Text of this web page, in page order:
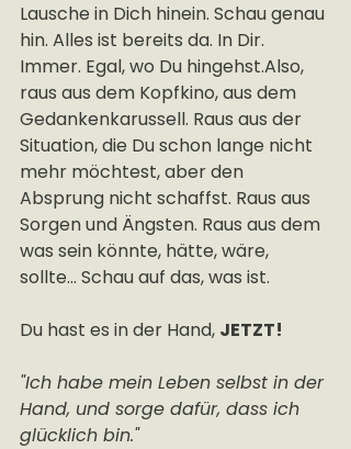
Lausche in Dich hinein. Schau genau
hin. Alles ist bereits da. In Dir.
Immer. Egal, wo Du hingehst.Also,
raus aus dem Kopfkino, aus dem
Gedankenkarussell. Raus aus der
Situation, die Du schon lange nicht
mehr möchtest, aber den
Absprung nicht schaffst. Raus aus
Sorgen und Ängsten. Raus aus dem
was sein könnte, hätte, wäre,
sollte... Schau auf das, was ist.
Du hast es in der Hand, JETZT!
"Ich habe mein Leben selbst in der
Hand, und sorge dafür, dass ich
glücklich bin."